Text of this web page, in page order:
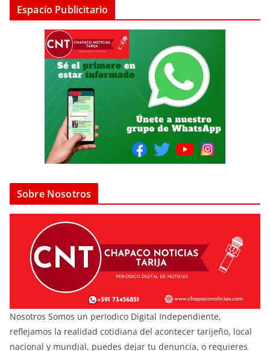
Espacio Publicitario
Sobre Nosotros
Nosotros Somos un periodico Digital Independiente,
reflejamos la realidad cotidiana del acontecer tarijeño, local
nacional y mundial, puedes dejar tu denuncia, o requieres